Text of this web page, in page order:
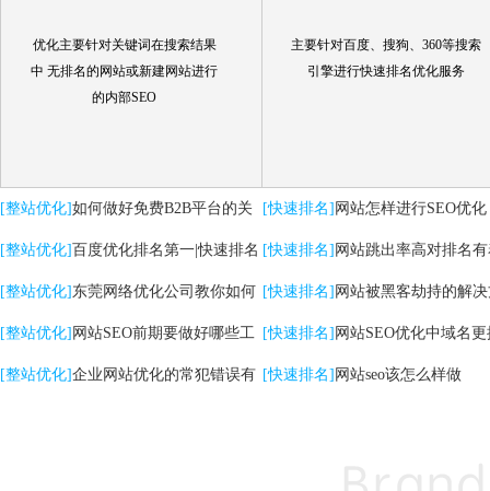
优化主要针对关键词在搜索结果
中 无排名的网站或新建网站进行
的内部SEO
主要针对百度、搜狗、360等搜索
引擎进行快速排名优化服务
[整站优化]如何做好免费B2B平台的关
键词优化推广
[整站优化]百度优化排名第一|快速排名
关键词|自然排名优化
[整站优化] 东莞网络优化公司教你如何
提升网站转化率
[整站优化] 网站SEO前期要做好哪些工
作
[整站优化]企业网站优化的常犯错误有
[快速排名] 网站怎样进行SEO优化
[快速排名] 网站跳出率高对排名
高的影响
[快速排名] 网站被黑客劫持的解
[快速排名] 网站SEO优化中域名
点
[快速排名] 网站seo该怎么样做